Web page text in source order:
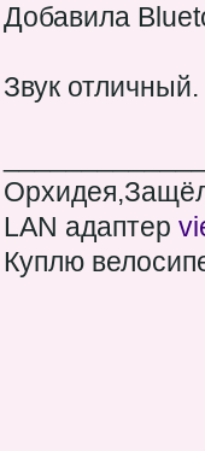
Добавила
Звук отличный.
LAN адаптер
Куплю